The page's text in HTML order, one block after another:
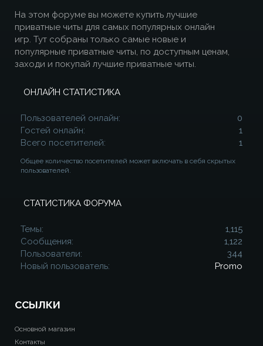
На этом форуме вы можете купить лучшие
приватные читы для самых популярных онлайн
игр. Тут собраны только самые новые и
популярные приватные читы, по доступным ценам,
заходи и покупай лучшие приватные читы.
ОНЛАЙН СТАТИСТИКА
Пользователей онлайн
0
Гостей онлайн
1
Всего посетителей
1
Общее количество посетителей может включать в себя скрытых
пользователей.
СТАТИСТИКА ФОРУМА
Темы
1,115
Сообщения
1,122
Пользователи
344
Новый пользователь
Promo
ССЫЛКИ
Основной магазин
Контакты